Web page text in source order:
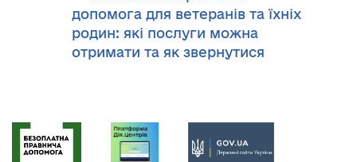
допомога для ветеранів та їхніх
родин: які послуги можна
отримати та як звернутися